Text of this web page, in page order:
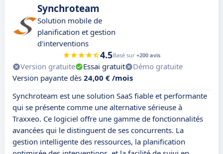
Synchroteam
Solution mobile de
planification et gestion
d'interventions
4.5Basé sur +200 avis
Version gratuite Essai gratuit
Démo gratuite
Version payante dès 24,00 € /mois
Synchroteam est une solution SaaS fiable et performante
qui se présente comme une alternative sérieuse à
Traxxeo. Ce logiciel offre une gamme de fonctionnalités
avancées qui le distinguent de ses concurrents. La
gestion intelligente des ressources, la planification